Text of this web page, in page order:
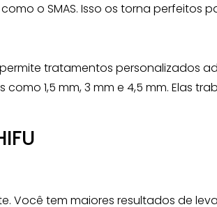
o SMAS. Isso os torna perfeitos
tratamentos personalizados
1,5 mm, 3 mm e 4,5 mm. Elas
Você tem maiores resultados de